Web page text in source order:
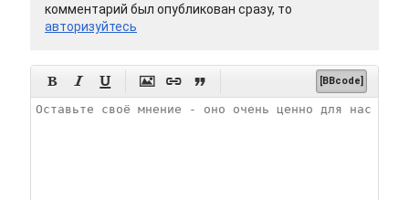
комментарий был опубликован сразу, то
авторизуйтесь
      [BBcode]